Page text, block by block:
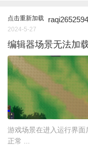
点击重新加载
2024-5-27
编辑器场景无法加
游戏场景在进入运行界
正常 ...